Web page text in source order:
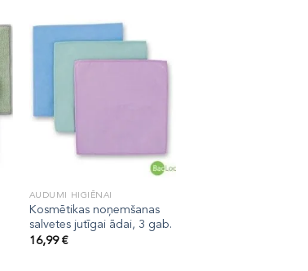
AUDUMI HIGIĒNAI
Kosmētikas noņemšanas
salvetes jutīgai ādai, 3 gab.
16,99€